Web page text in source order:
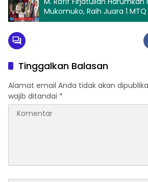
Mukomuko, Raih Juara 1
Provinsi Bengkulu
Tinggalkan Balasan
Alamat email Anda tidak akan
wajib ditandai *